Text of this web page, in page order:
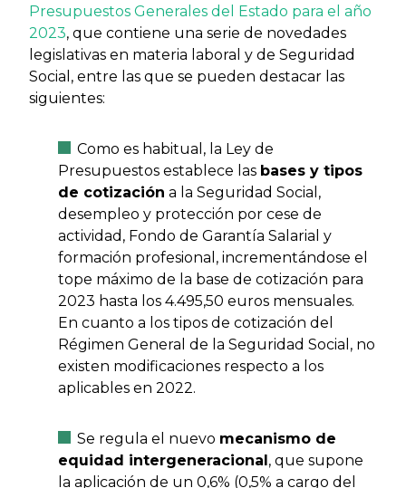
Presupuestos Generales del Estado para el año
2023, que contiene una serie de novedades
legislativas en materia laboral y de Seguridad
Social, entre las que se pueden destacar las
siguientes:
Como es habitual, la Ley de
Presupuestos establece las bases y tipos
de cotización a la Seguridad Social,
desempleo y protección por cese de
actividad, Fondo de Garantía Salarial y
formación profesional, incrementándose el
tope máximo de la base de cotización para
2023 hasta los 4.495,50 euros mensuales.
En cuanto a los tipos de cotización del
Régimen General de la Seguridad Social, no
existen modificaciones respecto a los
aplicables en 2022.
Se regula el nuevo mecanismo de
equidad intergeneracional, que supone
la aplicación de un 0,6% (0,5% a cargo del